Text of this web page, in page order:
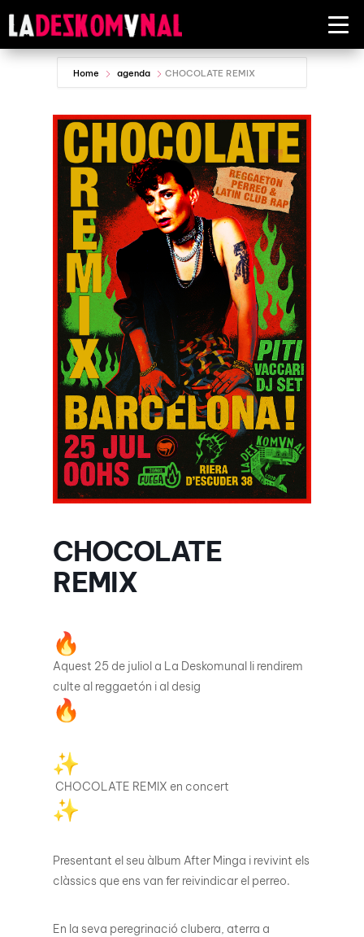
Home agenda CHOCOLATE REMIX
CHOCOLATE
REMIX
Aquest 25 de juliol a La Deskomunal li rendirem
culte al reggaetón i al desig
CHOCOLATE REMIX en concert
Presentant el seu àlbum After Minga i revivint els
clàssics que ens van fer reivindicar el perreo.
En la seva peregrinació clubera, aterra a